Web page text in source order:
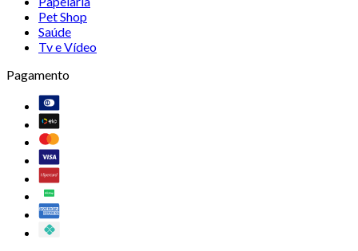
Pet Shop
Saúde
Tv e Vídeo
Pagamento